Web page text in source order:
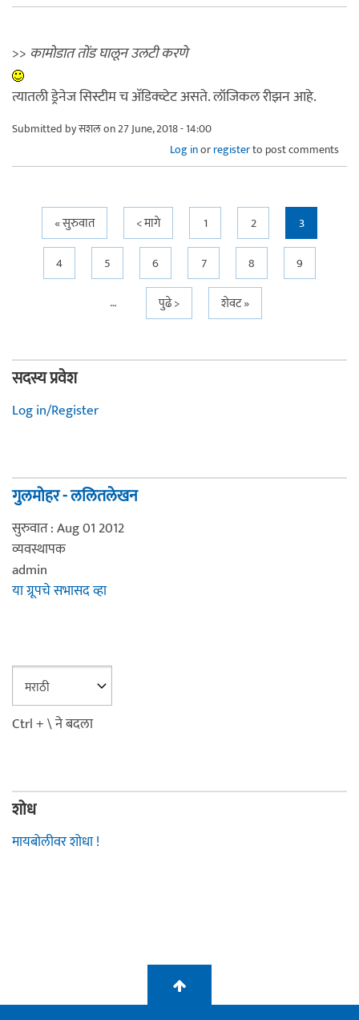
>> कामोडात तोंड घालून उलटी करणे
त्यातली ड्रेनेज सिस्टीम च अ‍ॅडिक्व्टेट असते. लॉजिकल रीझन आहे.
Submitted byसशलon 27 June, 2018 - 14:00
Log inorregisterto post comments
Pages« सुरुवात < मागे 1 2
3
4
5 6 7 8
9
…
पुढे > शेवट »
सदस्य प्रवेश
Log in/Register
गुलमोहर - ललितलेखन
सुरुवात : Aug 01 2012
व्यवस्थापक
admin
या ग्रूपचे सभासद व्हा
Ctrl + \ ने बदला
शोध
मायबोलीवर शोधा !